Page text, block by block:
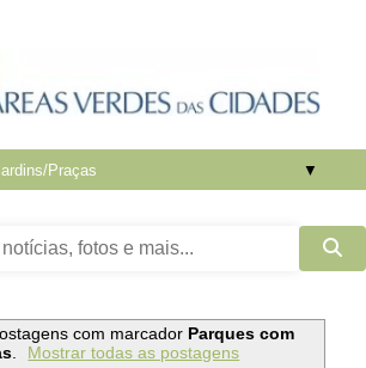
▼
com marcador Parques com
. Mostrar todas as postagens